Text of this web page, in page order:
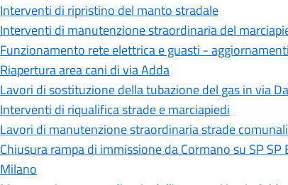
Interventi di ripristino del manto stradale
Interventi di manutenzione straordinaria del
Funzionamento rete elettrica e guasti - aggiornamenti
Riapertura area cani di via Adda
Lavori di sostituzione della tubazione del gas in via
Interventi di riqualifica strade e marciapiedi
Lavori di manutenzione straordinaria strade comunali
Chiusura rampa di immissione da Cormano su SP
Milano